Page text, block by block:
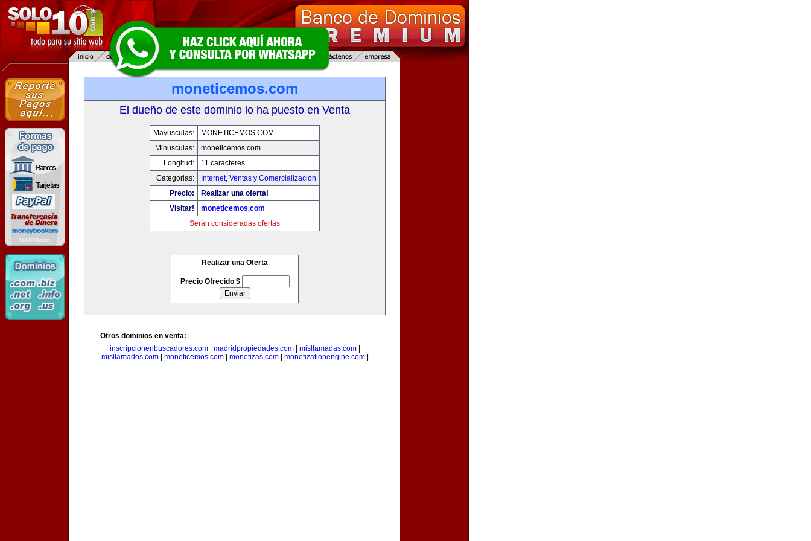
moneticemos.com
El dueño de este dominio lo ha puesto en Venta
Mayusculas:
MONETICEMOS.COM
Minusculas:
moneticemos.com
Longitud:
11 caracteres
Categorias:
Internet, Ventas y Comercializacion
Precio:
Realizar una oferta!
Visitar!
moneticemos.com
Serán consideradas ofertas
Realizar una Oferta
Precio Ofrecido $
Otros dominios en venta:
inscripcionenbuscadores.com| madridpropiedades.com| misllamadas.com|
misllamados.com| moneticemos.com| monetizas.com| monetizationengine.com|